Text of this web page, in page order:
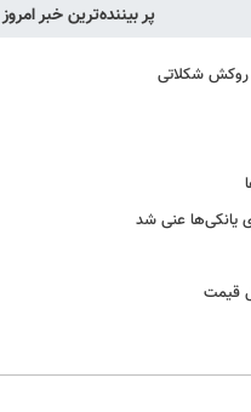
پر بیننده‌ترین خبر امروز
روکش شکلاتی
یانکی‌ها عنی شد